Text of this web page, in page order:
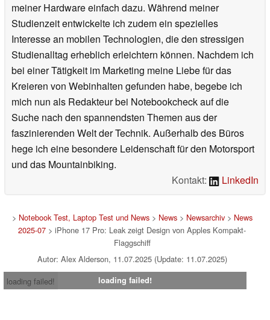
meiner Hardware einfach dazu. Während meiner
Studienzeit entwickelte ich zudem ein spezielles
Interesse an mobilen Technologien, die den stressigen
Studienalltag erheblich erleichtern können. Nachdem ich
bei einer Tätigkeit im Marketing meine Liebe für das
Kreieren von Webinhalten gefunden habe, begebe ich
mich nun als Redakteur bei Notebookcheck auf die
Suche nach den spannendsten Themen aus der
faszinierenden Welt der Technik. Außerhalb des Büros
hege ich eine besondere Leidenschaft für den Motorsport
und das Mountainbiking.
Kontakt:
LinkedIn
> Notebook Test, Laptop Test und News> News> Newsarchiv> News
2025-07 > iPhone 17 Pro: Leak zeigt Design von Apples Kompakt-
Flaggschiff
Autor: Alex Alderson, 11.07.2025 (Update: 11.07.2025)
loading failed!
loading failed!